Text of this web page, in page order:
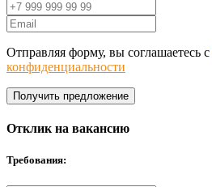
Отправляя форму, вы соглашаетесь с
конфиденциальности
Получить предложение
Отклик на вакансию
Требования: